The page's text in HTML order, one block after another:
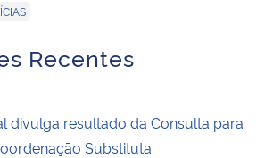
Recentes
divulga resultado da Consulta para
Substituta